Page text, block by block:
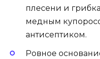
плесени и
медным
антисептиком.
Ровное